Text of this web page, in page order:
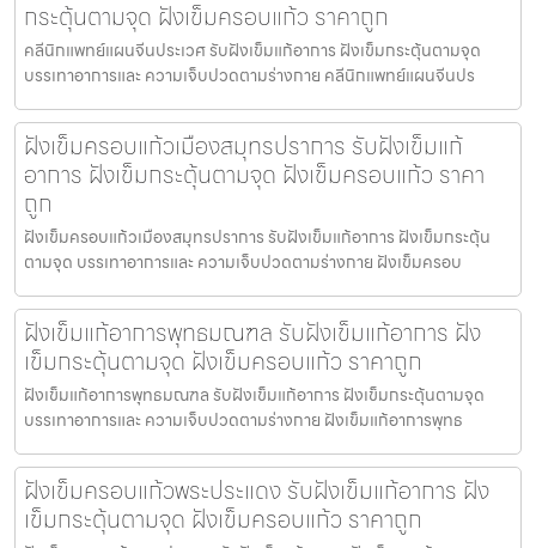
กระตุ้นตามจุด ฝังเข็มครอบแก้ว ราคาถูก
คลีนิกแพทย์แผนจีนประเวศ รับฝังเข็มแก้อาการ ฝังเข็มกระตุ้นตามจุด
บรรเทาอาการและ ความเจ็บปวดตามร่างกาย คลีนิกแพทย์แผนจีนปร
ฝังเข็มครอบแก้วเมืองสมุทรปราการ รับฝังเข็มแก้
อาการ ฝังเข็มกระตุ้นตามจุด ฝังเข็มครอบแก้ว ราคา
ถูก
ฝังเข็มครอบแก้วเมืองสมุทรปราการ รับฝังเข็มแก้อาการ ฝังเข็มกระตุ้น
ตามจุด บรรเทาอาการและ ความเจ็บปวดตามร่างกาย ฝังเข็มครอบ
ฝังเข็มแก้อาการพุทธมณฑล รับฝังเข็มแก้อาการ ฝัง
เข็มกระตุ้นตามจุด ฝังเข็มครอบแก้ว ราคาถูก
ฝังเข็มแก้อาการพุทธมณฑล รับฝังเข็มแก้อาการ ฝังเข็มกระตุ้นตามจุด
บรรเทาอาการและ ความเจ็บปวดตามร่างกาย ฝังเข็มแก้อาการพุทธ
ฝังเข็มครอบแก้วพระประแดง รับฝังเข็มแก้อาการ ฝัง
เข็มกระตุ้นตามจุด ฝังเข็มครอบแก้ว ราคาถูก